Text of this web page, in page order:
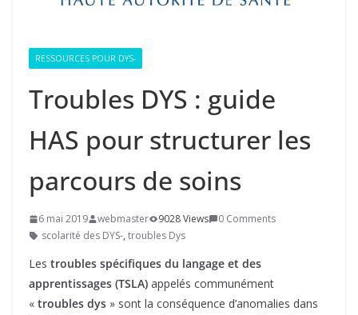
RESSOURCES POUR DYS-
Troubles DYS : guide
HAS pour structurer les
parcours de soins
6 mai 2019 webmaster 9028 Views
0 Comments
scolarité des DYS-, troubles Dys
Les troubles spécifiques du langage et des
apprentissages (TSLA) appelés communément
« troubles dys » sont la conséquence d’anomalies dans